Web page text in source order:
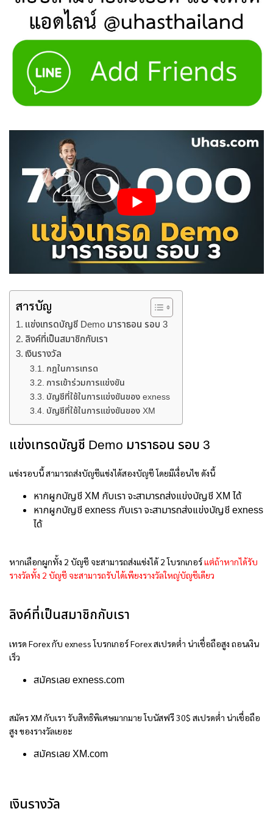
สารบัญ
แข่งเทรดบัญชี Demo มาราธอน รอบ 3
ลิงค์ที่เป็นสมาชิกกับเรา
เงินรางวัล
กฎในการเทรด
การเข้าร่วมการแข่งขัน
บัญชีที่ใช้ในการแข่งขันของ exness
บัญชีที่ใช้ในการแข่งขันของ XM
แข่งเทรดบัญชี Demo มาราธอน รอบ 3
แข่งรอบนี้ สามารถส่งบัญชีแข่งได้สองบัญชี โดยมีเงื่อนไข ดังนี้
หากผูกบัญชี XM กับเรา จะสามารถส่งแข่งบัญชี XM ได้
หากผูกบัญชี exness กับเรา จะสามารถส่งแข่งบัญชี exness
ได้
หากเลือกผูกทั้ง 2 บัญชี จะสามารถส่งแข่งได้ 2 โบรกเกอร์แต่ถ้าหากได้รับ
รางวัลทั้ง 2 บัญชี จะสามารถรับได้เพียงรางวัลใหญ่บัญชีเดียว
ลิงค์ที่เป็นสมาชิกกับเรา
เทรด Forex กับ exness โบรกเกอร์ Forex สเปรดต่ำ น่าเชื่อถือสูง ถอนเงิน
เร็ว
สมัครเลยexness.com
สมัคร XM กับเรา รับสิทธิพิเศษมากมาย โบนัสฟรี 30$ สเปรดต่ำ น่าเชื่อถือ
สูง ของรางวัลเยอะ
สมัครเลยXM.com
เงินรางวัล